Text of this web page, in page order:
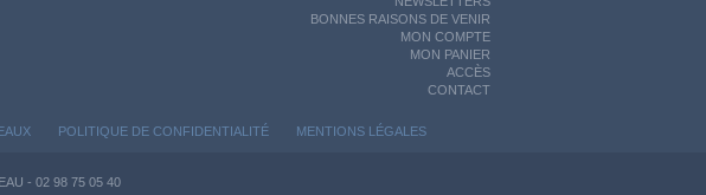
BONNES RAISONS DE VENIR
MON COMPTE
MON PANIER
ACCÈS
CONTACT
POLITIQUE DE CONFIDENTIALITÉ MENTIONS LÉGALES
- 02 98 75 05 40